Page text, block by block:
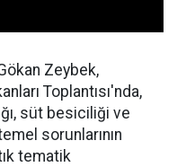
Zeybek,
Toplantısı'nda,
süt besiciliği ve
sorunlarının
tematik